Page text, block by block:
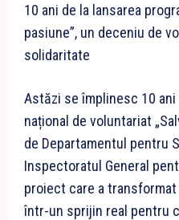
10 ani de la lansarea
pasiune”, un deceniu de
solidaritate
Astăzi se împlinesc 10
național de voluntariat
de Departamentul pentru
Inspectoratul General
proiect care a
într-un sprijin real pentru